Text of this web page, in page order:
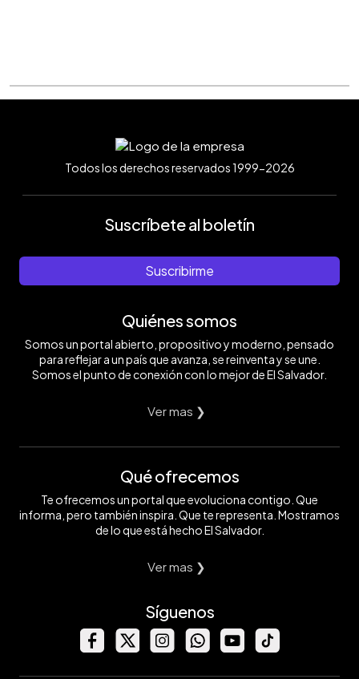
Todos los derechos reservados 1999-2026
Suscríbete al boletín
Suscribirme
Quiénes somos
Somos un portal abierto, propositivo y moderno, pensado
para reflejar a un país que avanza, se reinventa y se une.
Somos el punto de conexión con lo mejor de El Salvador.
Ver mas ❯
Qué ofrecemos
Te ofrecemos un portal que evoluciona contigo. Que
informa, pero también inspira. Que te representa. Mostramos
de lo que está hecho El Salvador.
Ver mas ❯
Síguenos